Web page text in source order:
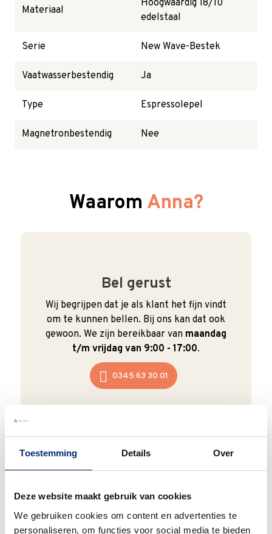
Toestemming Details Over
Deze website maakt gebruik van cookies
We gebruiken cookies om content en advertenties te
personaliseren, om functies voor social media te bieden
Materiaal
Hoogwaardig 18/10
edelstaal
Serie New Wave-Bestek
Vaatwasserbestendig Ja
Type Espressolepel
Magnetronbestendig Nee
Waarom Anna?
Bel gerust
Wij begrijpen dat je als klant het fijn vindt
om te kunnen bellen. Bij ons kan dat ook
gewoon. We zijn bereikbaar van maandag
t/m vrijdag van 9:00 - 17:00.
0345 63 30 01
Duurzaam
en duurzaam met hergebruikt karton en
papier.
Vanaf € 55,-
wordt jouw bestelling
ook nog eens helemaal
gratis verzonden.